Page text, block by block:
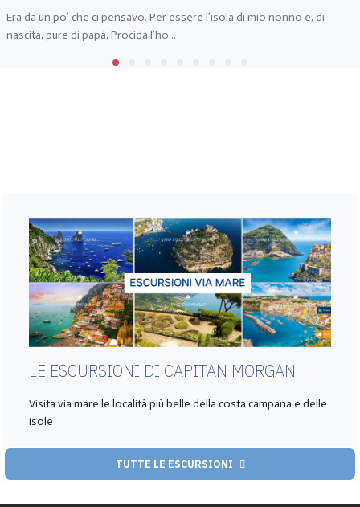
Era da un po’ che ci pensavo. Per essere l’isola di mio nonno e, di
nascita, pure di papà, Procida l’ho...
LE ESCURSIONI DI CAPITAN MORGAN
Visita via mare le località più belle della costa campana e delle
isole
TUTTE LE ESCURSIONI